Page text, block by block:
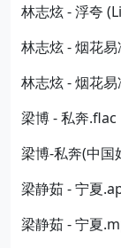
林志炫 - 浮夸
林志炫 - 烟花
林志炫 - 烟花
梁博 - 私奔.flac
梁博-私奔(中国
梁静茹 - 宁夏
梁静茹 - 宁夏